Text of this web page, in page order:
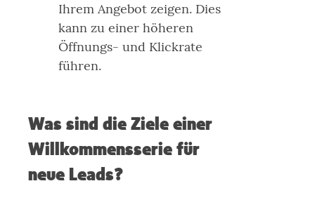
Ihrem Angebot zeigen. Dies
kann zu einer höheren
Öffnungs- und Klickrate
führen.
Was sind die Ziele einer
Willkommensserie für
neue Leads?